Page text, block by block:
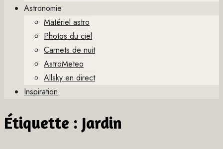
Astronomie
Matériel astro
Photos du ciel
Carnets de nuit
AstroMeteo
Allsky en direct
Inspiration
Étiquette : Jardin